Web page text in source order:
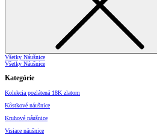
Všetky Náušnice
Všetky Náušnice
Kategórie
Kolekcia pozlátená 18K zlatom
Kôstkové náušnice
Kruhové náušnice
Visiace náušnice